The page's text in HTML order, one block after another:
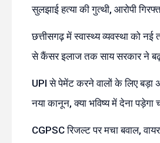
सुलझाई हत्या की गुत्थी, आरोपी
छत्तीसगढ़ में स्वास्थ्य व्यवस्था को
से कैंसर इलाज तक साय सरकार ने
UPI से पेमेंट करने वालों के लिए
नया कानून, क्या भविष्य में देना पड़ेगा
CGPSC रिजल्ट पर मचा बवाल,